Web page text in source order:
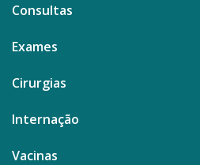
Consultas
Exames
Cirurgias
Internação
Vacinas